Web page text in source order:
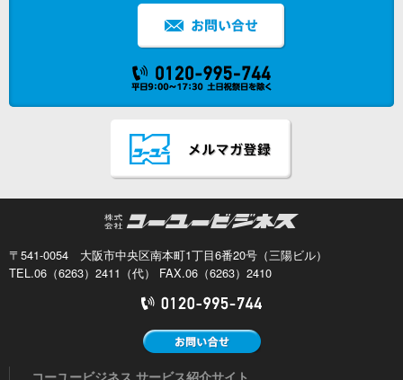
〒541-0054 大阪市中央区南本町1丁目6番20号（三陽ビル）
TEL.06（6263）2411（代） FAX.06（6263）2410
コーユービジネス サービス紹介サイト